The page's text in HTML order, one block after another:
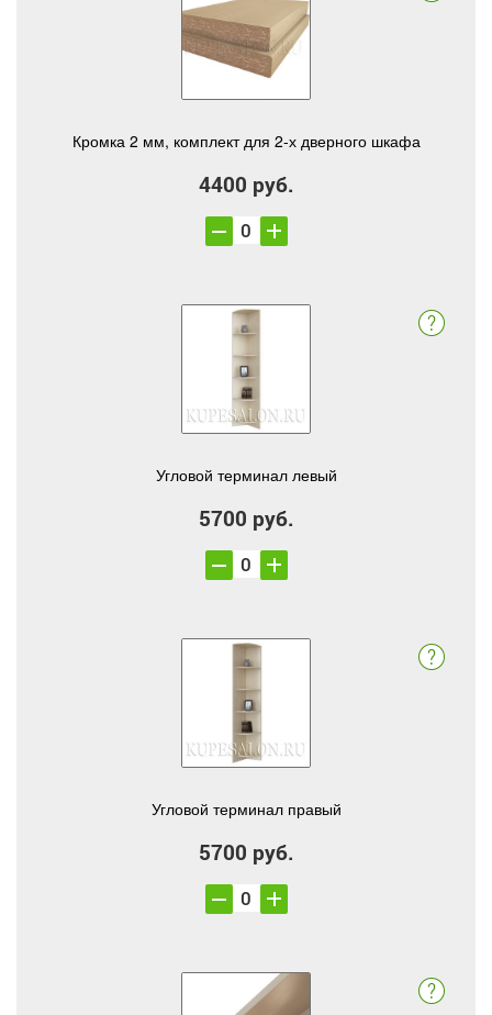
Кромка 2 мм, комплект для 2-х дверного шкафа
4400 руб.
Угловой терминал левый
5700 руб.
Угловой терминал правый
5700 руб.